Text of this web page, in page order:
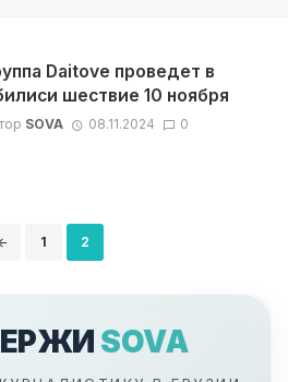
Daitove проведет в
шествие 10 ноября
SOVA 08.11.2024 0
1 2
SOVA